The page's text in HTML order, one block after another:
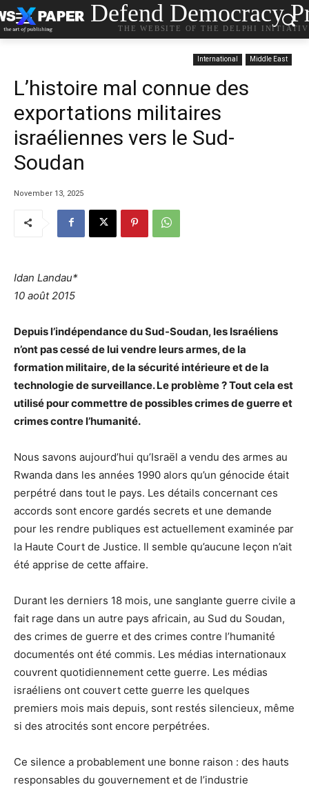
Defend Democracy
THE WEBSITE OF THE DELPHI
International Middle East
L’histoire mal connue des
exportations militaires
israéliennes vers le Sud-
Soudan
November 13, 2025
Idan Landau*
10 août 2015
Depuis l’indépendance du Sud-Soudan, les Israéliens
n’ont pas cessé de lui vendre leurs armes, de la
formation militaire, de la sécurité intérieure et de la
technologie de surveillance. Le problème ? Tout cela est
utilisé pour commettre de possibles crimes de guerre et
crimes contre l’humanité.
Nous savons aujourd’hui qu’Israël a vendu des armes au
Rwanda dans les années 1990 alors qu’un génocide était
perpétré dans tout le pays. Les détails concernant ces
accords sont encore gardés secrets et une demande
pour les rendre publiques est actuellement examinée par
la Haute Court de Justice. Il semble qu’aucune leçon n’ait
été apprise de cette affaire.
Durant les derniers 18 mois, une sanglante guerre civile a
fait rage dans un autre pays africain, au Sud du Soudan,
des crimes de guerre et des crimes contre l’humanité
documentés ont été commis. Les médias internationaux
couvrent quotidiennement cette guerre. Les médias
israéliens ont couvert cette guerre les quelques
premiers mois mais depuis, sont restés silencieux, même
si des atrocités sont encore perpétrées.
Ce silence a probablement une bonne raison : des hauts
responsables du gouvernement et de l’industrie